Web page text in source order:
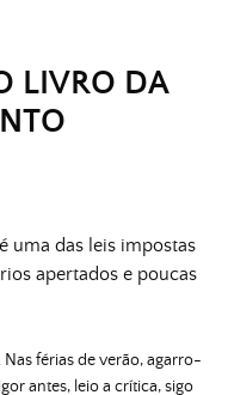
LIVRO DA
uma das leis impostas
apertados e poucas
Nas férias de verão, agarro-
antes, leio a crítica, sigo